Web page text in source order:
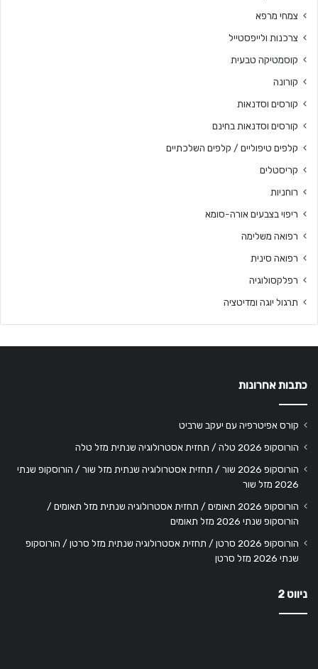
צמחי מרפא
צרכנות ולייפסטייל
קוסמטיקה טבעית
קורונה
קורסים וסדנאות
קורסים וסדנאות בחינם
קלפים טיפוליים / קלפים השלכתיים
קריסטלים
רוחניות
ריפוי בצבעים אורה-סומא
רפואה משלימה
רפואה סינית
רפלקסולוגיה
תרגול יוגה ומדיטציה
כתבות אחרונות
קורס אפיטרפיה עם יעקב שרביט
הורוסקופ 2026 טלה / תחזית אסטרולוגיה שנתית מזל טלה
הורוסקופ 2026 שור / תחזית אסטרולוגיה שנתית מזל שור / הורוסקופ שנתי
2026 מזל שור
הורוסקופ 2026 תאומים / תחזית אסטרולוגיה שנתית מזל תאומים /
הורוסקופ שנתי 2026 מזל תאומים
הורוסקופ 2026 סרטן / תחזית אסטרולוגיה שנתית מזל סרטן / הורוסקופ
שנתי 2026 מזל סרטן
ניווט 2